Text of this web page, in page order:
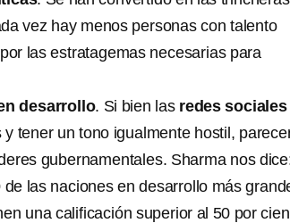
vez hay menos personas con talento
las estratagemas necesarias para
desarrollo. Si bien las redes sociales
tener un tono igualmente hostil,
gubernamentales. Sharma nos
las naciones en desarrollo más
una calificación superior al 50 por